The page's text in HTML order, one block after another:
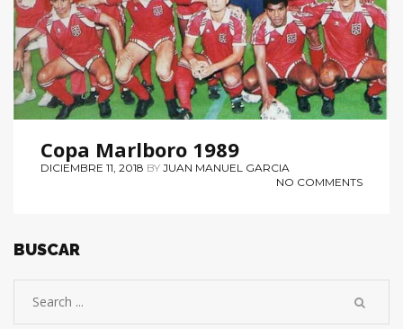
Copa Marlboro 1989
DICIEMBRE 11, 2018 BY JUAN MANUEL GARCIA
NO COMMENTS
BUSCAR